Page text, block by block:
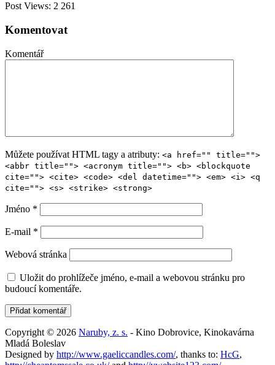
Post Views: 2 261
Komentovat
Komentář
Můžete používat HTML tagy a atributy: <a href="" title="">
<abbr title=""> <acronym title=""> <b> <blockquote
cite=""> <cite> <code> <del datetime=""> <em> <i> <q
cite=""> <s> <strike> <strong>
Jméno *
E-mail *
Webová stránka
Uložit do prohlížeče jméno, e-mail a webovou stránku pro
budoucí komentáře.
Copyright © 2026 Naruby, z. s. - Kino Dobrovice, Kinokavárna
Mladá Boleslav
Designed by http://www.gaeliccandles.com/, thanks to: HcG,